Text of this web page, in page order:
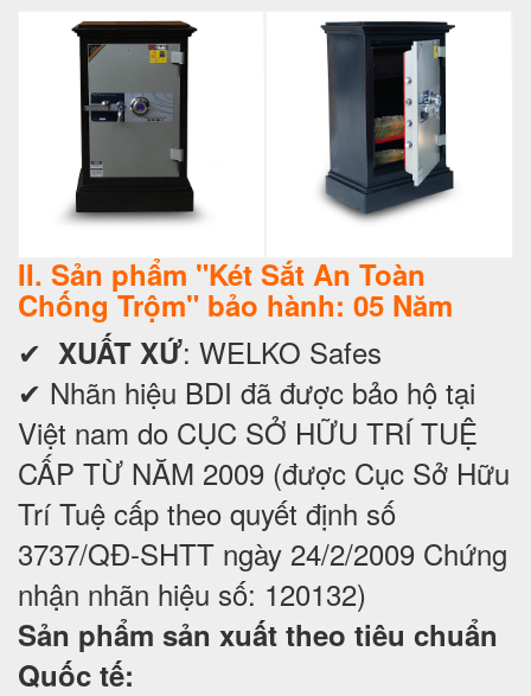
II. Sản phẩm "Két Sắt An Toàn
Chống Trộm" bảo hành: 05 Năm
✔ XUẤT XỨ: WELKO Safes
✔ Nhãn hiệu BDI đã được bảo hộ tại
Việt nam do CỤC SỞ HỮU TRÍ TUỆ
CẤP TỪ NĂM 2009 (được Cục Sở Hữu
Trí Tuệ cấp theo quyết định số
3737/QĐ-SHTT ngày 24/2/2009 Chứng
nhận nhãn hiệu số: 120132)
Sản phẩm sản xuất theo tiêu chuẩn
Quốc tế: